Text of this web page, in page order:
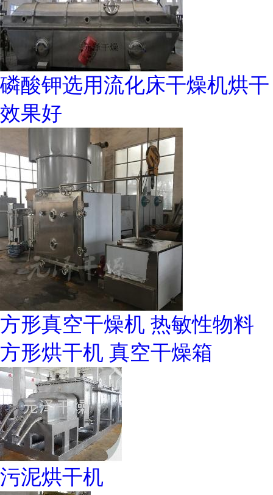
磷酸钾选用流化床干燥机烘干
效果好
方形真空干燥机 热敏性物料
方形烘干机 真空干燥箱
污泥烘干机